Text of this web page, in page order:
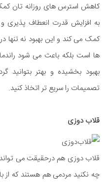
کاهش استرس های روزانه تان
به افزایش قدرت انعطاف پذیری
کمک می کند و این بهبود نه تنها
ها است بلکه باعث می شود
بهبود بخشیده و بهتر
تصمیمات را سریع تر اتخاذ کنید.
قلاب دوزی
قلاب دوزی هم درحقیقت می
چه نکنید مردمی هم هستند که از